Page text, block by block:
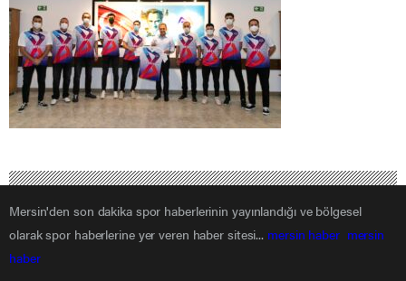
Mersin'den son dakika spor haberlerinin yayınlandığı ve bölgesel
olarak spor haberlerine yer veren haber sitesi... mersin haber mersin
haber